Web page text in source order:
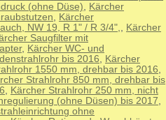
(ohne Düse), Kärcher
, Kärcher
NW 19, R 1" / R 3/4",, Kärcher
Saugfilter mit
, Kärcher WC- und
bis 2016, Kärcher
1550 mm, drehbar bis 2016,
Strahlrohr 850 mm, drehbar bis
, Kärcher Strahlrohr 250 mm, nicht
(ohne Düsen) bis 2017,
ohne